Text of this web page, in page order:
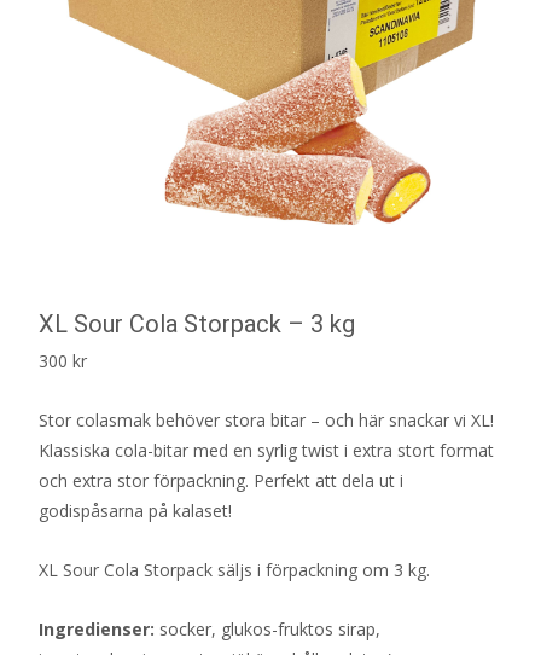
XL Sour Cola Storpack – 3 kg
300 kr
Stor colasmak behöver stora bitar – och här snackar vi XL!
Klassiska cola-bitar med en syrlig twist i extra stort format
och extra stor förpackning. Perfekt att dela ut i
godispåsarna på kalaset!
XL Sour Cola Storpack säljs i förpackning om 3 kg.
Ingredienser: socker, glukos-fruktos sirap,